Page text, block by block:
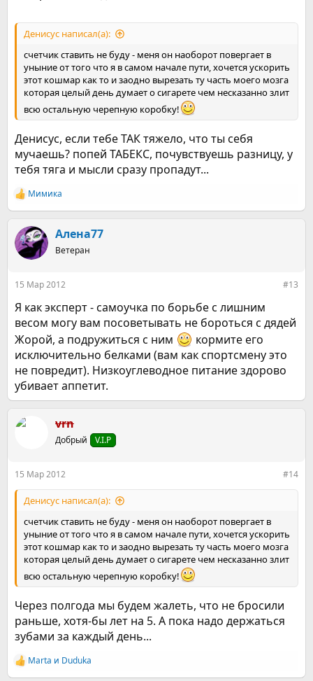
Денисус написал(а):
счетчик ставить не буду - меня он наоборот повергает в
уныние от того что я в самом начале пути, хочется ускорить
этот кошмар как то и заодно вырезать ту часть моего мозга
которая целый день думает о сигарете чем несказанно злит
всю остальную черепную коробку!
Денисус, если тебе ТАК тяжело, что ты себя
мучаешь? попей ТАБЕКС, почувствуешь разницу, у
тебя тяга и мысли сразу пропадут...
Р
е
к
ц
и
Мимика
Алена77
Ветеран
15 Мар 2012 #13
Я как эксперт - самоучка по борьбе с лишним
весом могу вам посоветывать не бороться с дядей
Жорой, а подружиться с ним
кормите его
исключительно белками (вам как спортсмену это
не повредит). Низкоуглеводное питание здорово
убивает аппетит.
vrn
Добрый V.I.P
15 Мар 2012 #14
Денисус написал(а):
счетчик ставить не буду - меня он наоборот повергает в
уныние от того что я в самом начале пути, хочется ускорить
этот кошмар как то и заодно вырезать ту часть моего мозга
которая целый день думает о сигарете чем несказанно злит
всю остальную черепную коробку!
Через полгода мы будем жалеть, что не бросили
раньше, хотя-бы лет на 5. А пока надо держаться
зубами за каждый день...
Р
е
Marta и Duduka